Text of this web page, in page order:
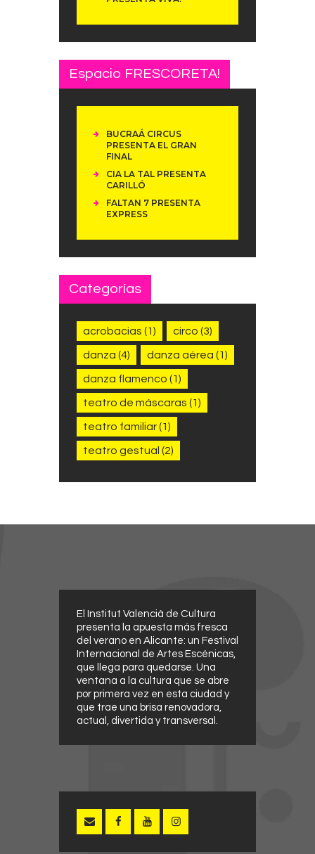
Espacio FRESCORETA!
BUCRAÁ CIRCUS
PRESENTA EL GRAN
FINAL
CIA LA TAL PRESENTA
CARILLÓ
FALTAN 7 PRESENTA
EXPRESS
Categorías
acrobacias (1) circo (3)
danza (4) danza aérea (1)
danza flamenco (1)
teatro de máscaras (1)
teatro familiar(1)
teatro gestual (2)
El Institut Valencià de Cultura
presenta la apuesta más fresca
del verano en Alicante: un Festival
Internacional de Artes Escénicas,
que llega para quedarse. Una
ventana a la cultura que se abre
por primera vez en esta ciudad y
que trae una brisa renovadora,
actual, divertida y transversal.